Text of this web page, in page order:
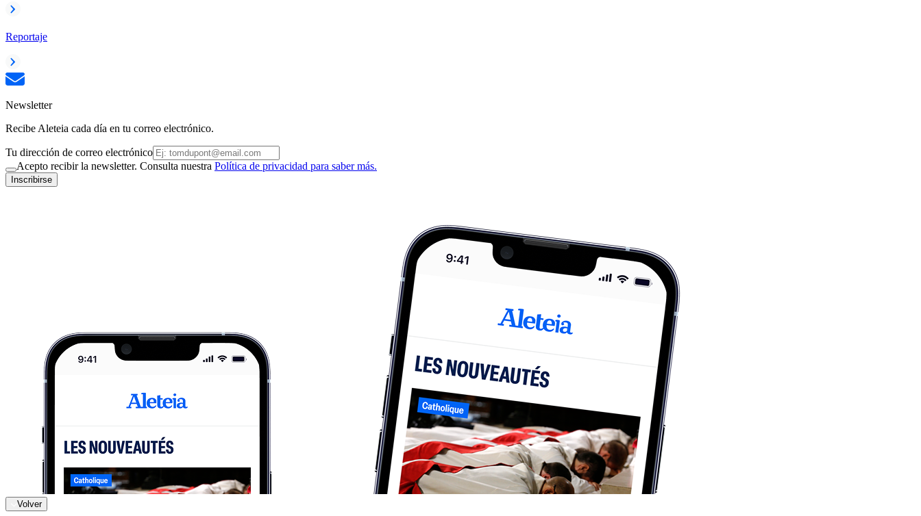
Reportaje
Newsletter
Recibe Aleteia cada día en tu correo electrónico.
Tu dirección de correo electrónico
Acepto recibir la newsletter. Consulta nuestra Política de privacidad para saber más.
Inscribirse
Volver